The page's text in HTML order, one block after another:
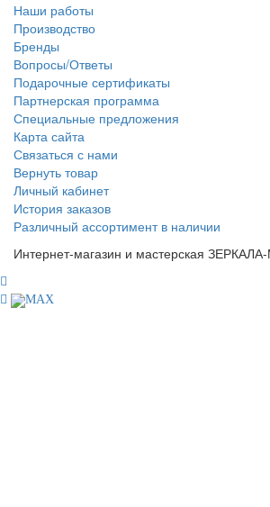
Наши работы
Производство
Бренды
Вопросы/Ответы
Подарочные сертификаты
Партнерская программа
Специальные предложения
Карта сайта
Связаться с нами
Вернуть товар
Личный кабинет
История заказов
Различный ассортимент в наличии
Интернет-магазин и мастерская